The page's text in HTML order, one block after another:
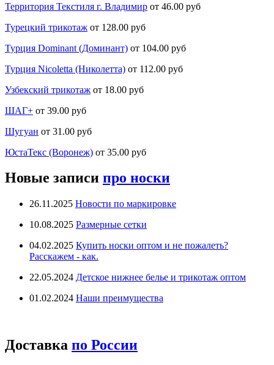
Территория Текстиля г. Владимир от 46.00 руб
Турецкий трикотаж от 128.00 руб
Турция Dominant (Доминант) от 104.00 руб
Турция Nicoletta (Николетта) от 112.00 руб
Узбекский трикотаж от 18.00 руб
ШАГ+ от 39.00 руб
Шугуан от 31.00 руб
ЮстаТекс (Воронеж) от 35.00 руб
Новые записи про носки
26.11.2025 Новости по маркировке
10.08.2025 Размерные сетки
04.02.2025 Купить носки оптом и не пожалеть?
Расскажем - как.
22.05.2024 Детское нижнее белье и трикотаж оптом
01.02.2024 Наши преимущества
Доставка по России